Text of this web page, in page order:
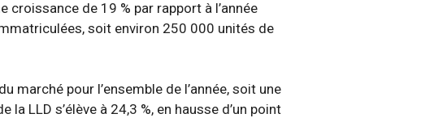
croissance de 19 % par rapport à l’année
soit environ 250 000 unités de
marché pour l’ensemble de l’année, soit une
LLD s’élève à 24,3 %, en hausse d’un point